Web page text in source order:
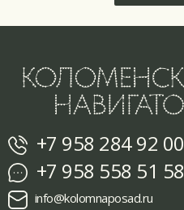
+7 958 284 92 00
+7 958 558 51 58
info@kolomnaposad.ru